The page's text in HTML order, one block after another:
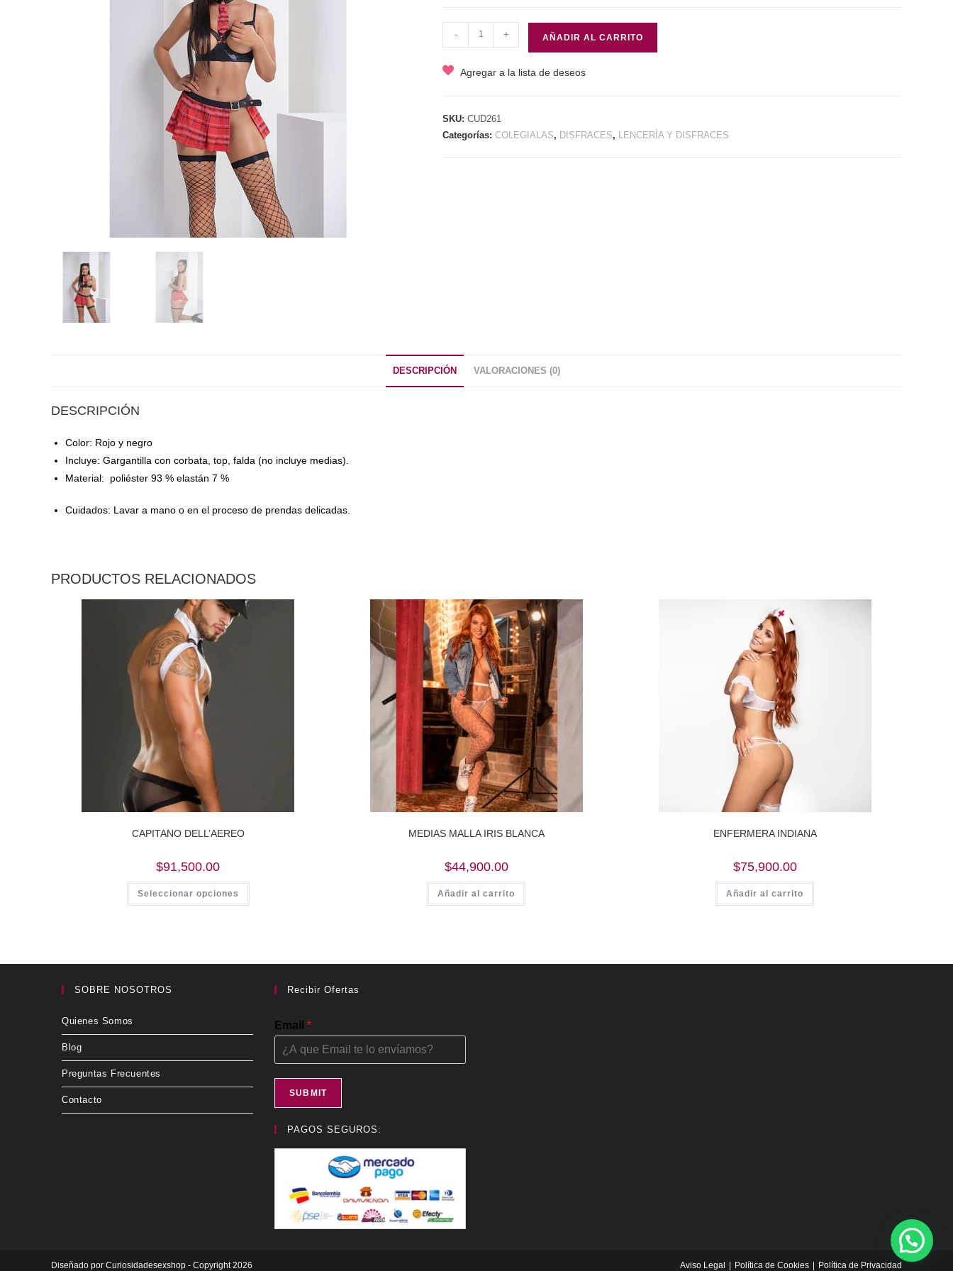
DISFRAZ
COLEGIAL
AREN
- + AÑADIR AL CARRITO
Agregar a la lista de deseos
SKU: CUD261
Categorías: COLEGIALAS, DISFRACES, LENCERÍA Y DISFRACES
DESCRIPCIÓN VALORACIONES (0)
DESCRIPCIÓN
Color: Rojo y negro
Incluye: Gargantilla con corbata, top, falda (no incluye medias).
Material: poliéster 93 % elastán 7 %
Cuidados: Lavar a mano o en el proceso de prendas delicadas.
PRODUCTOS RELACIONADOS
CAPITANO DELL’AEREO
$91,500.00
Seleccionar opciones
Este
tiene
pueden
producto
MEDIAS MALLA IRIS BLANCA
$44,900.00
Añadir al carrito
ENFERMERA INDIANA
$75,900.00
Añadir al carrito
SOBRE NOSOTROS
Quienes Somos
Blog
Preguntas Frecuentes
Contacto
Recibir Ofertas
Email *
SUBMIT
PAGOS SEGUROS:
Aviso Legal Política de Cookies Política de Privacidad
Diseñado por Curiosidadesexshop - Copyright 2026